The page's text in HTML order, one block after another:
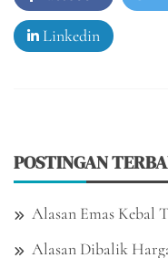
Linkedin
POSTINGAN
Alasan Emas Kebal
Alasan Dibalik